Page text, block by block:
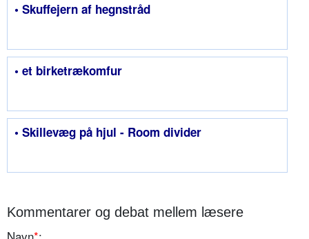
• Skuffejern af hegnstråd
• et birketrækomfur
• Skillevæg på hjul - Room divider
Kommentarer og debat mellem læsere